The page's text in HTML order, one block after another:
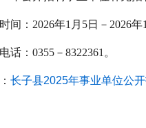
间： 2026年1 月 5日－ 2026年1
话： 0355－ 8322361 。
长子县2025年事业单位公